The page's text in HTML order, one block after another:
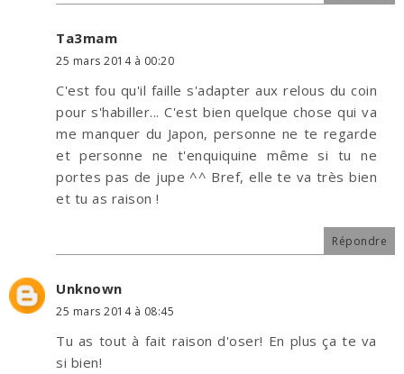
Ta3mam
25 mars 2014 à 00:20
C'est fou qu'il faille s'adapter aux relous du coin
pour s'habiller... C'est bien quelque chose qui va
me manquer du Japon, personne ne te regarde
et personne ne t'enquiquine même si tu ne
portes pas de jupe ^^ Bref, elle te va très bien
et tu as raison !
Répondre
Unknown
25 mars 2014 à 08:45
Tu as tout à fait raison d'oser! En plus ça te va
si bien!